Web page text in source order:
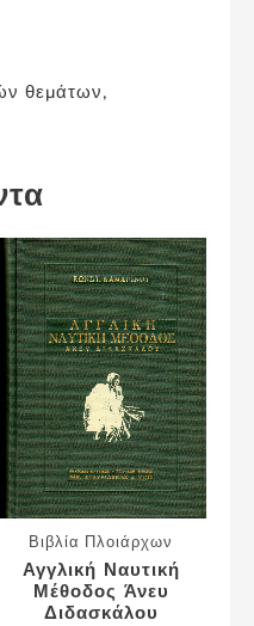
θεμάτων,
Βιβλία Πλοιάρχων
Αγγλική Ναυτική
Μέθοδος Άνευ
Διδασκάλου